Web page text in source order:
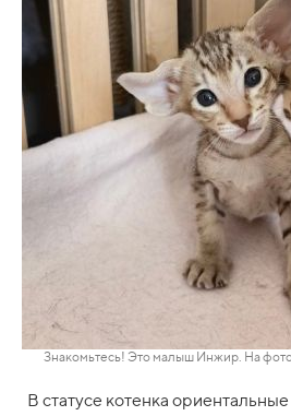
Знакомьтесь! Это малыш Инжир. На
В статусе котенка